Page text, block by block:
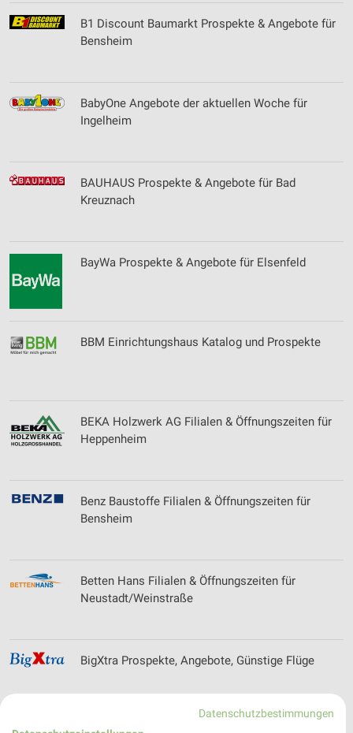
B1 Discount Baumarkt Prospekte & Angebote für
Bensheim
BabyOne Angebote der aktuellen Woche für
Ingelheim
BAUHAUS Prospekte & Angebote für Bad
Kreuznach
BayWa Prospekte & Angebote für Elsenfeld
BBM Einrichtungshaus Katalog und Prospekte
BEKA Holzwerk AG Filialen & Öffnungszeiten für
Heppenheim
Benz Baustoffe Filialen & Öffnungszeiten für
Bensheim
Betten Hans Filialen & Öffnungszeiten für
Neustadt/Weinstraße
BigXtra Prospekte, Angebote, Günstige Flüge
Datenschutzbestimmungen